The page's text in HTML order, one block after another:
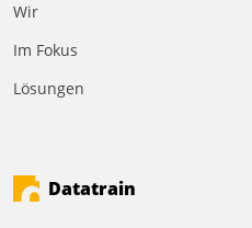
Überblick, Einsicht und
Eingriff bietende Lösung.
man auf
Partner sowie erstmals
agile Projektmethoden.
Wir
Im Fokus
Lösungen
Datatrain